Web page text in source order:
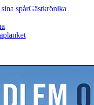
spårGästkrönika
planket